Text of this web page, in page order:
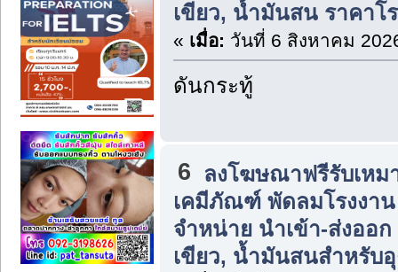
เขียว, น้ำมันสน ราคาโ
« เมื่อ: วันที่ 6 สิงหาคม
ดันกระทู้
6
ลงโฆษณาฟรีรับเหม
เคมีภัณฑ์ พัดลมโรงงาน
จำหน่าย นำเข้า-ส่งออ
เขียว, น้ำมันสนสำหรับ